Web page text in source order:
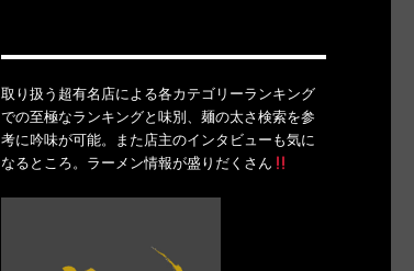
取り扱う超有名店による各カテゴリーランキング
での至極なランキングと味別、麺の太さ検索を参
考に吟味が可能。また店主のインタビューも気に
なるところ。ラーメン情報が盛りだくさん